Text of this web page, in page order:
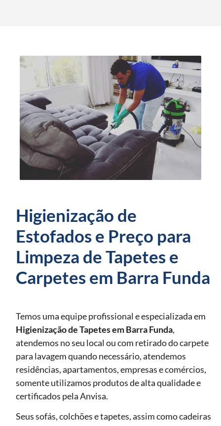
Higienização de
Estofados e Preço para
Limpeza de Tapetes e
Carpetes em Barra Funda
Temos uma equipe profissional e especializada em
Higienização de Tapetesem Barra Funda,
atendemos no seu local ou com retirado do carpete
para lavagem quando necessário, atendemos
residências, apartamentos, empresas e comércios,
somente utilizamos produtos de alta qualidade e
certificados pela Anvisa.
Seus sofás, colchões e tapetes, assim como cadeiras